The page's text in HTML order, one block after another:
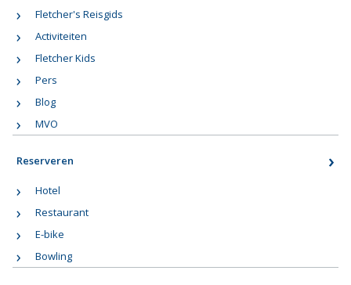
Fletcher's Reisgids
Activiteiten
Fletcher Kids
Pers
Blog
MVO
Reserveren
Hotel
Restaurant
E-bike
Bowling